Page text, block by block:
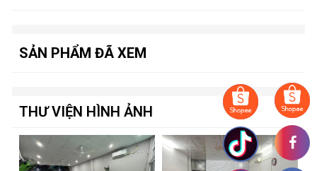
SẢN PHẨM ĐÃ XEM
THƯ VIỆN HÌNH ẢNH